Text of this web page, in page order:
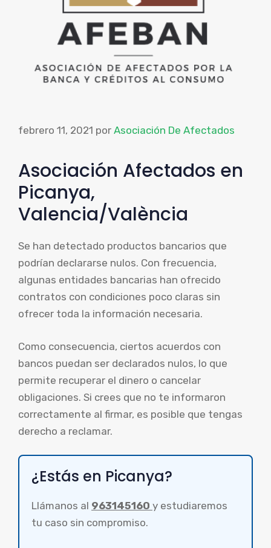
febrero 11, 2021 por Asociación De Afectados
Asociación Afectados en
Picanya,
Valencia/València
Se han detectado productos bancarios que
podrían declararse nulos. Con frecuencia,
algunas entidades bancarias han ofrecido
contratos con condiciones poco claras sin
ofrecer toda la información necesaria.
Como consecuencia, ciertos acuerdos con
bancos puedan ser declarados nulos, lo que
permite recuperar el dinero o cancelar
obligaciones. Si crees que no te informaron
correctamente al firmar, es posible que tengas
derecho a reclamar.
¿Estás en Picanya?
Llámanos al 963145160 y estudiaremos
tu caso sin compromiso.